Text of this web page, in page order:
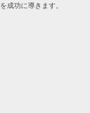
成功に導きます。